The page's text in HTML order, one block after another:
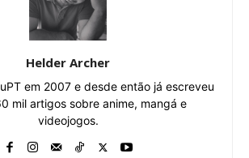
Helder Archer
em 2007 e desde então já escreveu
mil artigos sobre anime, mangá e
videojogos.